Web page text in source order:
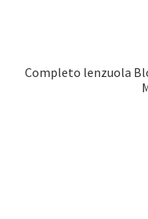
Completo lenzuola